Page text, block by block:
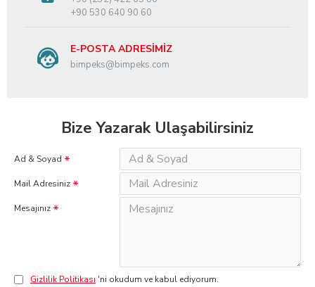
+90 530 640 90 60
E-POSTA ADRESIMIZ
bimpeks@bimpeks.com
Bize Yazarak Ulaşabilirsiniz
Ad & Soyad
Mail Adresiniz
Mesajınız
Gizlilik Politikası 'ni okudum ve kabul ediyorum.